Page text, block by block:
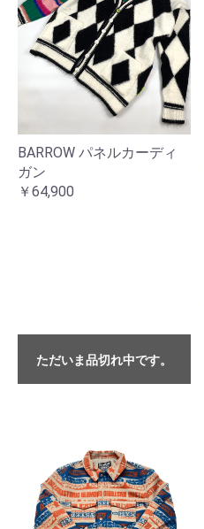
BARROW パネルカーディ
ガン
￥64,900
ただいま品切れ中です。